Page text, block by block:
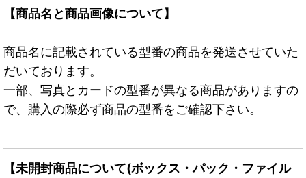
【商品名と商品画像について】
商品名に記載されている型番の商品を発送させていた
だいております。
一部、写真とカードの型番が異なる商品がありますの
で、購入の際必ず商品の型番をご確認下さい。
【未開封商品について(ボックス・パック・ファイル